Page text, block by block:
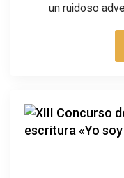
un ruidoso